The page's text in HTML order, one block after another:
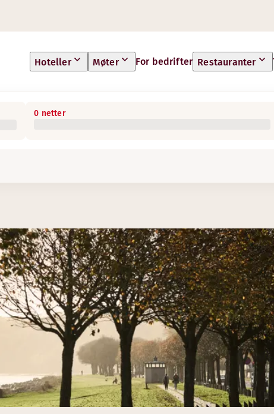
Hoteller Møter For bedrifter Restauranter
0 netter